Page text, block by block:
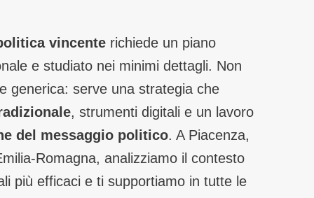
vincente richiede un piano
e studiato nei minimi dettagli. Non
generica: serve una strategia che
, strumenti digitali e un lavoro
del messaggio politico. A Piacenza,
analizziamo il contesto
più efficaci e ti supportiamo in tutte le